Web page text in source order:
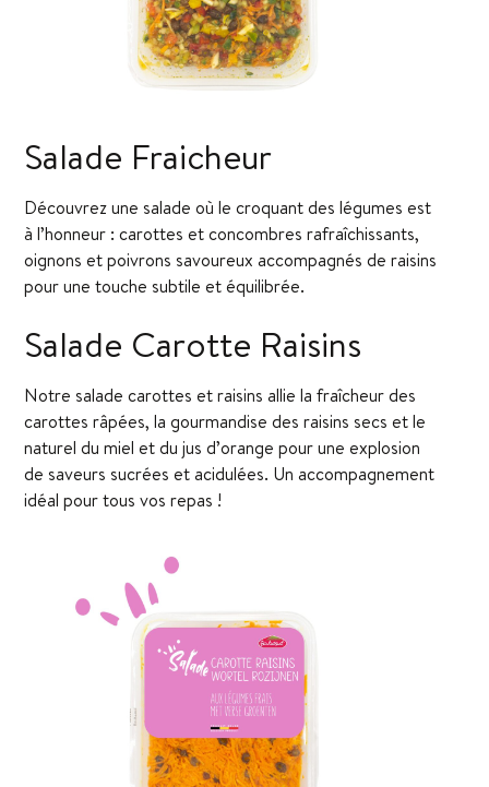
Salade Fraicheur
Découvrez une salade où le croquant des légumes est
à l’honneur : carottes et concombres rafraîchissants,
oignons et poivrons savoureux accompagnés de raisins
pour une touche subtile et équilibrée.
Salade Carotte Raisins
Notre salade carottes et raisins allie la fraîcheur des
carottes râpées, la gourmandise des raisins secs et le
naturel du miel et du jus d’orange pour une explosion
de saveurs sucrées et acidulées. Un accompagnement
idéal pour tous vos repas !